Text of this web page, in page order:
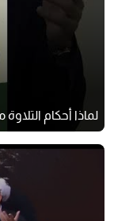
لماذا أحكام